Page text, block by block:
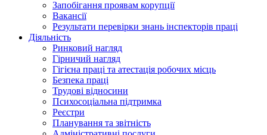
Запобігання проявам корупції
Вакансії
Результати перевірки знань інспекторів праці
Діяльність
Ринковий нагляд
Гірничий нагляд
Гігієна праці та атестація робочих місць
Безпека праці
Трудові відносини
Психосоціальна підтримка
Реєстри
Планування та звітність